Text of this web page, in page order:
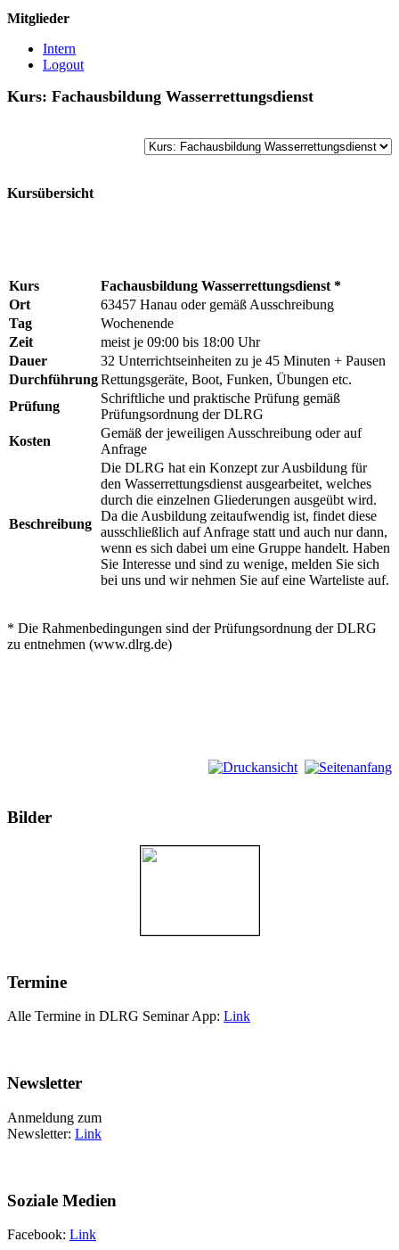
Mitglieder
Intern
Logout
Kurs: Fachausbildung Wasserrettungsdienst
Kursübersicht
Kurs
Fachausbildung Wasserrettungsdienst *
Ort
63457 Hanau oder gemäß Ausschreibung
Tag
Wochenende
Zeit
meist je 09:00 bis 18:00 Uhr
Dauer
32 Unterrichtseinheiten zu je 45 Minuten + Pausen
DurchführungRettungsgeräte, Boot, Funken, Übungen etc.
Prüfung
Schriftliche und praktische Prüfung gemäß
Prüfungsordnung der DLRG
Kosten
Gemäß der jeweiligen Ausschreibung oder auf
Anfrage
Beschreibung
Die DLRG hat ein Konzept zur Ausbildung für
den Wasserrettungsdienst ausgearbeitet, welches
durch die einzelnen Gliederungen ausgeübt wird.
Da die Ausbildung zeitaufwendig ist, findet diese
ausschließlich auf Anfrage statt und auch nur dann,
wenn es sich dabei um eine Gruppe handelt. Haben
Sie Interesse und sind zu wenige, melden Sie sich
bei uns und wir nehmen Sie auf eine Warteliste auf.
* Die Rahmenbedingungen sind der Prüfungsordnung der DLRG
zu entnehmen (www.dlrg.de)
Bilder
Termine
Alle Termine in DLRG Seminar App: Link
Newsletter
Anmeldung zum
Newsletter: Link
Soziale Medien
Facebook: Link